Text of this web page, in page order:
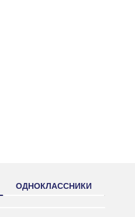
ОДНОКЛАССНИКИ